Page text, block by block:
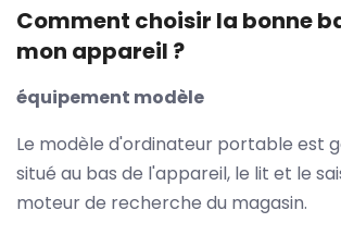
Comment choisir la bonne
mon appareil ?
équipement modèle
Le modèle d'ordinateur portable est
situé au bas de l'appareil, le lit et le
moteur de recherche du magasin.